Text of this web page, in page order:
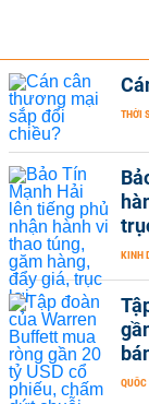
THỜI
KINH
QUỐC